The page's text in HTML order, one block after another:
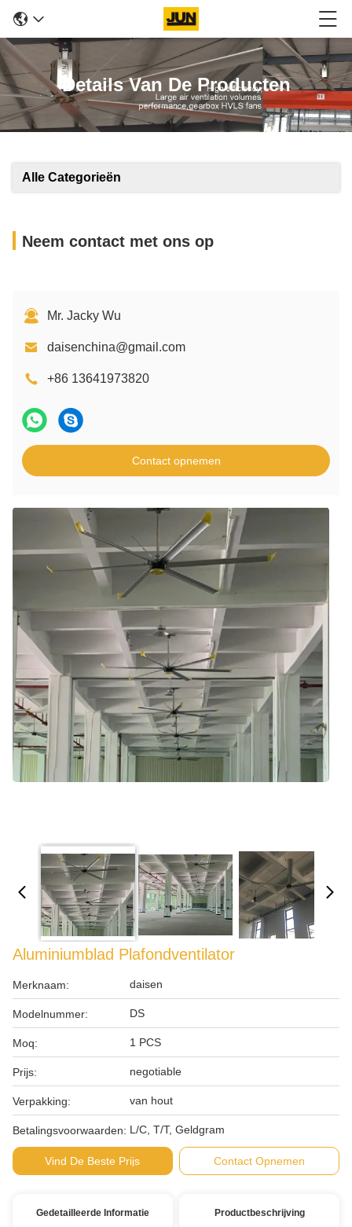
Details Van De Producten
Alle Categorieën
Neem contact met ons op
Mr. Jacky Wu
daisenchina@gmail.com
+86 13641973820
Contact opnemen
Aluminiumblad Plafondventilator
Merknaam: daisen
Modelnummer: DS
Moq: 1 PCS
Prijs: negotiable
Verpakking: van hout
Betalingsvoorwaarden: L/C, T/T, Geldgram
Vind De Beste Prijs Contact Opnemen
Gedetailleerde Informatie Productbeschrijving